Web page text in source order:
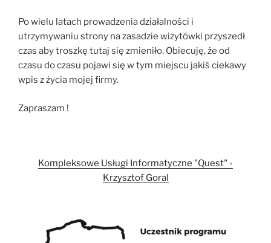
Po wielu latach prowadzenia działalności i
utrzymywaniu strony na zasadzie wizytówki przyszedł
czas aby troszkę tutaj się zmieniło. Obiecuję, że od
czasu do czasu pojawi się w tym miejscu jakiś ciekawy
wpis z życia mojej firmy.
Zapraszam !
Kompleksowe Usługi Informatyczne "Quest" -
Krzysztof Goral